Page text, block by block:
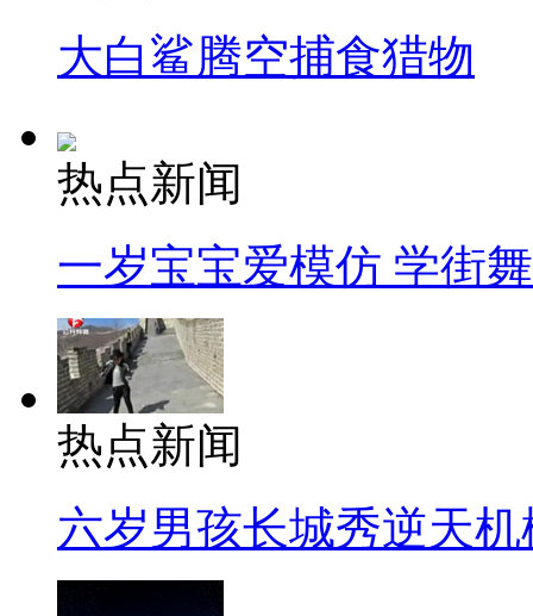
大白鲨腾空捕食猎物
热点新闻
一岁宝宝爱模仿 学街
热点新闻
六岁男孩长城秀逆天机